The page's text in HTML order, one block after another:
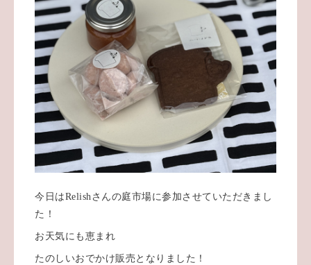
今日はRelishさんの庭市場に参加させていただきまし
た！
お天気にも恵まれ
たのしいおでかけ販売となりました！